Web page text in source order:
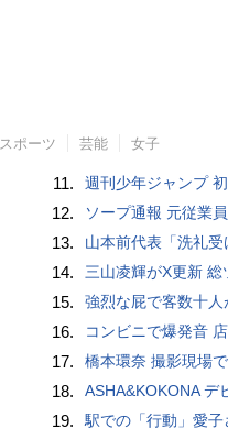
スポーツ 芸能 女子
11. 週刊少年ジャンプ
12. ソープ通報 元従業
13. 山本前代表「洗礼
14. 三山凌輝がX更新 総
15. 強烈な屁で客数十
16. コンビニで爆発音
17. 橋本環奈 撮影現場
18. ASHA&KOKONA デ
19. 駅での「行動」愛子